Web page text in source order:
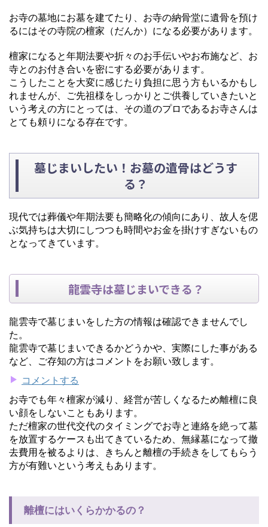
お寺の墓地にお墓を建てたり、お寺の納骨堂に遺骨を預け
るにはその寺院の檀家（だんか）になる必要があります。
檀家になると年期法要や折々のお手伝いやお布施など、お
寺とのお付き合いを密にする必要があります。
こうしたことを大変に感じたり負担に思う方もいるかもし
れませんが、ご先祖様をしっかりとご供養していきたいと
いう考えの方にとっては、その道のプロであるお寺さんは
とても頼りになる存在です。
墓じまいしたい！お墓の遺骨はどうす
る？
現代では葬儀や年期法要も簡略化の傾向にあり、故人を偲
ぶ気持ちは大切にしつつも時間やお金を掛けすぎないもの
となってきています。
龍雲寺は墓じまいできる？
龍雲寺で墓じまいをした方の情報は確認できませんでし
た。
龍雲寺で墓じまいできるかどうかや、実際にした事がある
など、ご存知の方はコメントをお願い致します。
コメントする
お寺でも年々檀家が減り、経営が苦しくなるため離檀に良
い顔をしないこともあります。
ただ檀家の世代交代のタイミングでお寺と連絡を絶って墓
を放置するケースも出てきているため、無縁墓になって撤
去費用を被るよりは、きちんと離檀の手続きをしてもらう
方が有難いという考えもあります。
離檀にはいくらかかるの？